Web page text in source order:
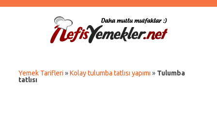
Yemek Tarifleri »Kolay tulumba tatlısı yapımı » Tulumba
tatlısı